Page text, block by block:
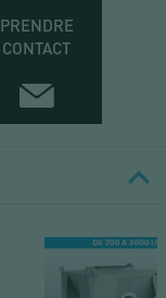
PRENDRE
CONTACT